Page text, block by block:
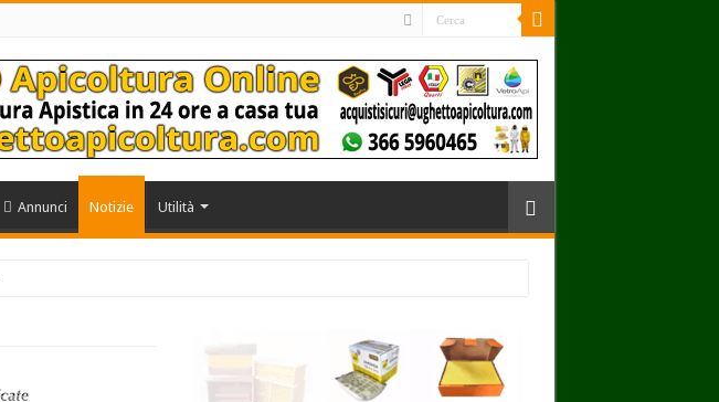
Annunci Notizie Utilità